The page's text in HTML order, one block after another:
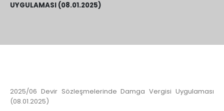
UYGULAMASI (08.01.2025)
2025/06 Devir Sözleşmelerinde Damga Vergisi Uygulaması
(08.01.2025)